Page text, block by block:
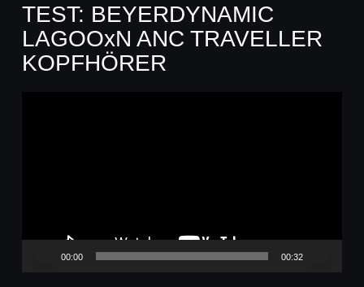
TEST: BEYERDYNAMIC
LAGOOxN ANC TRAVELLER
KOPFHÖRER
00:00 00:32